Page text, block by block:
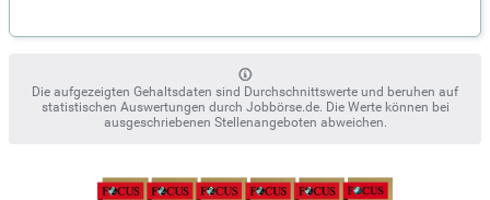
Die aufgezeigten Gehaltsdaten sind Durchschnittswerte und beruhen auf
statistischen Auswertungen durch Jobbörse.de. Die Werte können bei
ausgeschriebenen Stellenangeboten abweichen.